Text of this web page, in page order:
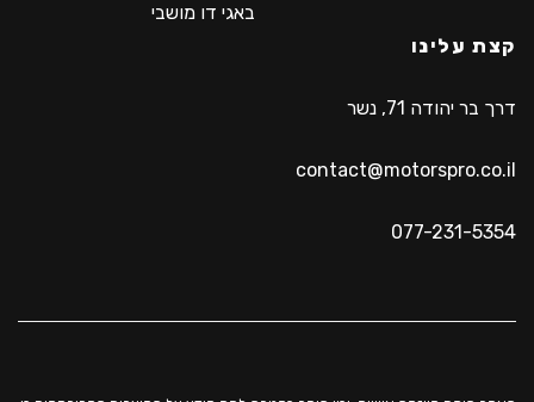
באגי דו מושבי
קצת עלינו
דרך בר יהודה 71, נשר
contact@motorspro.co.il
077-231-5354